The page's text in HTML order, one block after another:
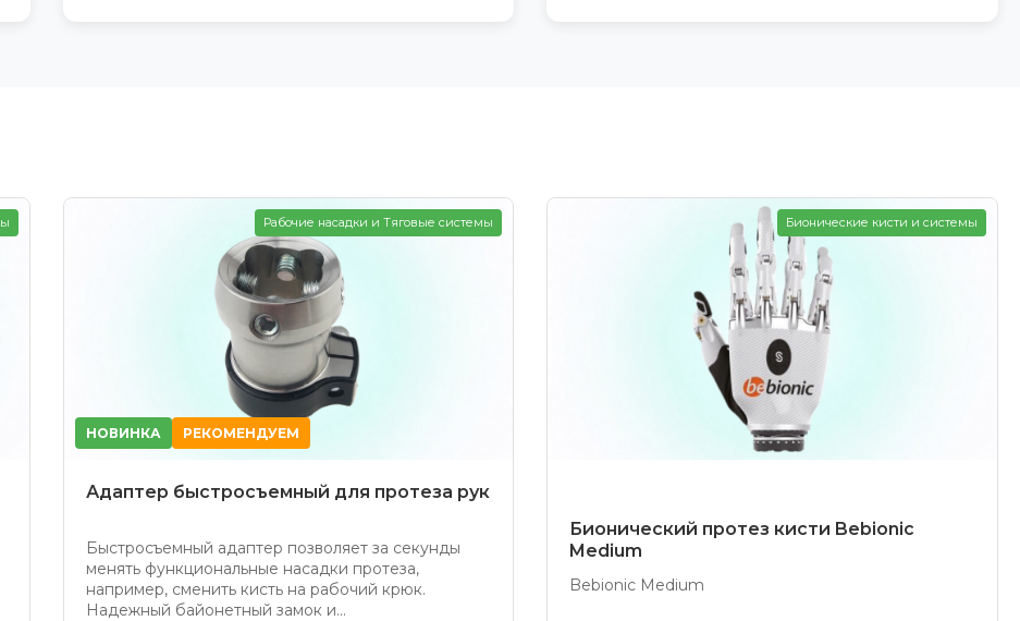
НОВИНКА РЕКОМЕНДУЕМ
Адаптер быстросъемный для протеза рук
Быстросъемный адаптер позволяет за секунды
менять функциональные насадки протеза,
например, сменить кисть на рабочий крюк.
Надежный байонетный замок и...
Рабочие насадки и Тяговые системы
Бионический протез кисти Bebionic
Medium
Bebionic Medium
Бионические кисти и системы